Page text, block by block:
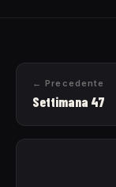
← Precedente
Settimana 47